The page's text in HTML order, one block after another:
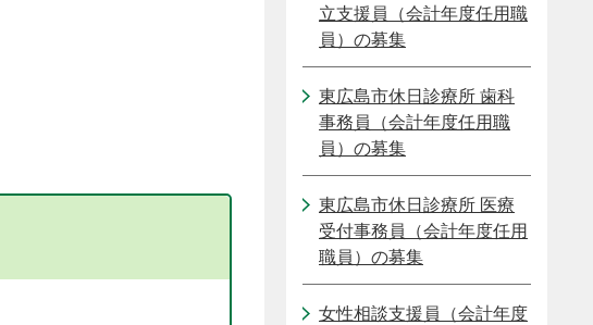
立支援員（会計年度任用職
員）の募集
東広島市休日診療所 歯科
事務員（会計年度任用職
員）の募集
東広島市休日診療所 医療
受付事務員（会計年度任用
職員）の募集
女性相談支援員（会計年度